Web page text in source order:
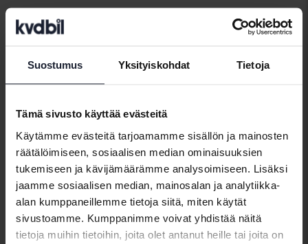
Suostumus Yksityiskohdat Tietoja
Tämä sivusto käyttää evästeitä
Käytämme evästeitä tarjoamamme sisällön ja mainosten
räätälöimiseen, sosiaalisen median ominaisuuksien
tukemiseen ja kävijämäärämme analysoimiseen. Lisäksi
jaamme sosiaalisen median, mainosalan ja analytiikka-
alan kumppaneillemme tietoja siitä, miten käytät
sivustoamme. Kumppanimme voivat yhdistää näitä
tietoja muihin tietoihin, joita olet antanut heille tai joita on
Maksuvaihtoehdot
Swishilla.
Puhelin
+4610 167 30 00
Faksi+4610 167 30 80
Osoite
Kontaktvägen 3
901 33Umeå
Etsi meidät